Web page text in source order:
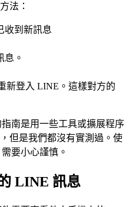
法：
收到新訊息
息。
新登入 LINE。這樣對方的
南是用一些工具或擴展程序
但是我們都沒有實測過。使
要小心謹慎。
LINE 訊息